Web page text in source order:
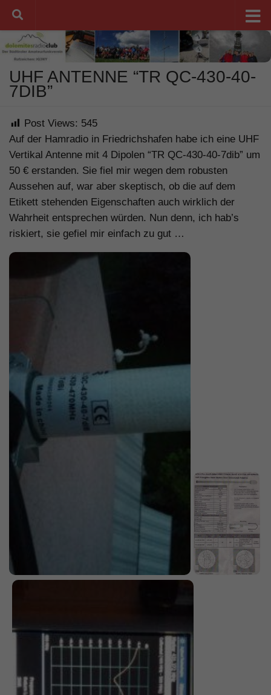
Unter dem Inhalt
UHF ANTENNE “TR QC-430-40-
7DIB”
Post Views: 545
Auf der Hamradio in Friedrichshafen habe ich eine UHF
Vertikal Antenne mit 4 Dipolen “TR QC-430-40-7dib” um
50 € erstanden. Sie fiel mir wegen dem robusten
Aussehen auf, war aber skeptisch, ob die auf dem
Etikett stehenden Eigenschaften auch wirklich der
Wahrheit entsprechen würden. Nun denn, ich hab’s
riskiert, sie gefiel mir einfach zu gut …